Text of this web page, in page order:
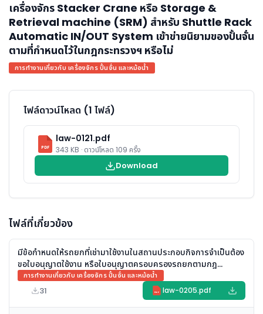
เครื่องจักร Stacker Crane หรือ Storage &
Retrieval machine (SRM) สำหรับ Shuttle Rack
Automatic IN/OUT System เข้าข่ายนิยามของปั้นจั่น
ตามที่กำหนดไว้ในกฎกระทรวงฯ หรือไม่
การทำงานเกี่ยวกับ เครื่องจักร ปั้นจั่น และหม้อน้ำ
ไฟล์ดาวน์โหลด (1 ไฟล์)
PDF
law-0121.pdf
343 KB · ดาวน์โหลด 109 ครั้ง
Download
ไฟล์ที่เกี่ยวข้อง
มีข้อกำหนดให้รถยกที่เช่ามาใช้งานในสถานประกอบกิจการจำเป็นต้อง
ขอใบอนุญาตใช้งาน หรือใบอนุญาตครอบครองรถยกตามกฎ
กระทรวงกำหนดมาตรฐานในการบริหาร จัดการ และดำเนินการด้าน
ความปลอดภัยฯ เกี่ยวกับเครื่องจักร ปั้นจั่น และหม้อน้ำ พ.ศ. ๒๕๖๔
การทำงานเกี่ยวกับ เครื่องจักร ปั้นจั่น และหม้อน้ำ
31 PDF law-0205.pdf